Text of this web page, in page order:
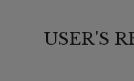
USER'S